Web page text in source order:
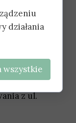
z ul.
działania
wszystkie